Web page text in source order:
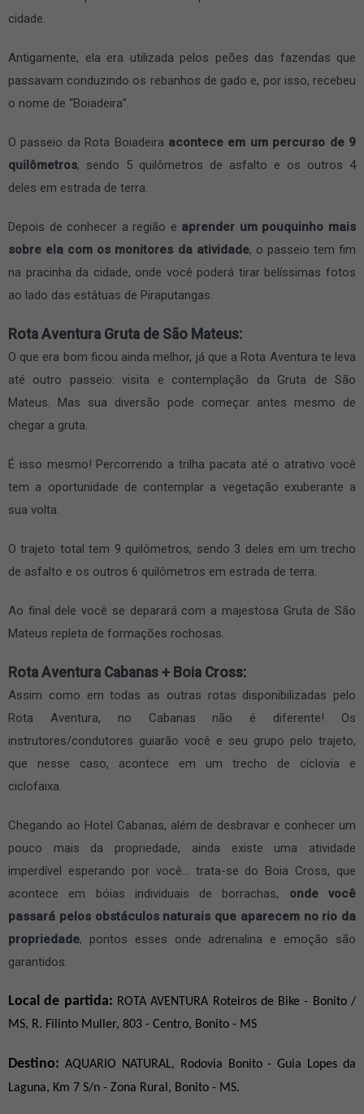
cidade.
Antigamente, ela era utilizada pelos peões das fazendas que
passavam conduzindo os rebanhos de gado e, por isso, recebeu
o nome de “Boiadeira”.
O passeio da Rota Boiadeira acontece em um percurso de 9
quilômetros, sendo 5 quilômetros de asfalto e os outros 4
deles em estrada de terra.
Depois de conhecer a região e aprender um pouquinho mais
sobre ela com os monitores da atividade, o passeio tem fim
na pracinha da cidade, onde você poderá tirar belíssimas fotos
ao lado das estátuas de Piraputangas.
Rota Aventura Gruta de São Mateus:
O que era bom ficou ainda melhor, já que a Rota Aventura te leva
até outro passeio: visita e contemplação da Gruta de São
Mateus. Mas sua diversão pode começar antes mesmo de
chegar a gruta.
É isso mesmo! Percorrendo a trilha pacata até o atrativo você
tem a oportunidade de contemplar a vegetação exuberante a
sua volta.
O trajeto total tem 9 quilômetros, sendo 3 deles em um trecho
de asfalto e os outros 6 quilômetros em estrada de terra.
Ao final dele você se deparará com a majestosa Gruta de São
Mateus repleta de formações rochosas.
Rota Aventura Cabanas + Boia Cross:
Assim como em todas as outras rotas disponibilizadas pelo
Rota Aventura, no Cabanas não é diferente! Os
instrutores/condutores guiarão você e seu grupo pelo trajeto,
que nesse caso, acontece em um trecho de ciclovia e
ciclofaixa.
Chegando ao Hotel Cabanas, além de desbravar e conhecer um
pouco mais da propriedade, ainda existe uma atividade
imperdível esperando por você... trata-se do Boia Cross, que
acontece em bóias individuais de borrachas, onde você
passará pelos obstáculos naturais que aparecem no rio da
propriedade, pontos esses onde adrenalina e emoção são
garantidos.
Local de partida: ROTA AVENTURA Roteiros de Bike - Bonito /
MS, R. Filinto Muller, 803 - Centro, Bonito - MS
Destino: AQUARIO NATURAL, Rodovia Bonito - Guia Lopes da
Laguna, Km 7 S/n - Zona Rural, Bonito - MS.